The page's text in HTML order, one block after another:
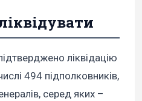
ліквідацію
494 підполковників,
серед яких –